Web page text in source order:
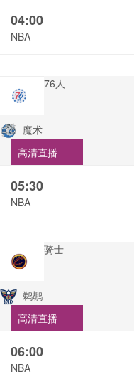
04:00
NBA
76人
魔术
高清直播
05:30
NBA
骑士
鹈鹕
高清直播
06:00
NBA